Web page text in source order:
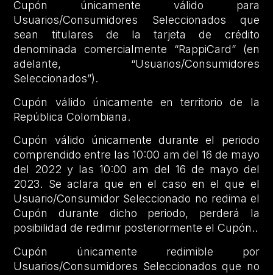
Cupón únicamente válido para
Usuarios/Consumidores Seleccionados que
sean titulares de la tarjeta de crédito
denominada comercialmente “RappiCard” (en
adelante, “Usuarios/Consumidores
Seleccionados”).
Cupón válido únicamente en territorio de la
República Colombiana.
Cupón válido únicamente durante el periodo
comprendido entre las 10:00 am del 16 de mayo
del 2022 y las 10:00 am del 16 de mayo del
2023. Se aclara que en el caso en el que el
Usuario/Consumidor Seleccionado no redima el
Cupón durante dicho periodo, perderá la
posibilidad de redimir posteriormente el Cupón..
Cupón únicamente redimible por
Usuarios/Consumidores Seleccionados que no